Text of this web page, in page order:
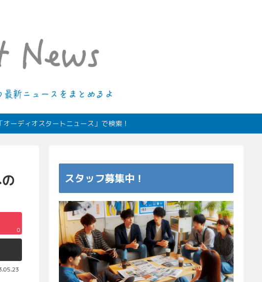
ーディオスタートニュース」で検索！
0
スタッフ募集中！